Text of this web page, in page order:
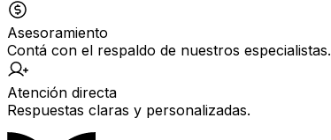
Asesoramiento
Contá con el respaldo de nuestros especialistas.
Atención directa
Respuestas claras y personalizadas.